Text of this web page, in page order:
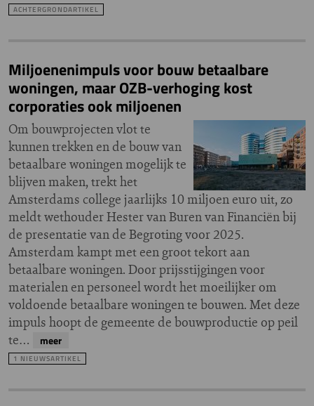
ACHTERGRONDARTIKEL
Miljoenenimpuls voor bouw betaalbare
woningen, maar OZB-verhoging kost
corporaties ook miljoenen
Om bouwprojecten vlot te
kunnen trekken en de bouw van
betaalbare woningen mogelijk te
blijven maken, trekt het
Amsterdams college jaarlijks 10 miljoen euro uit, zo
meldt wethouder Hester van Buren van Financiën bij
de presentatie van de Begroting voor 2025.
Amsterdam kampt met een groot tekort aan
betaalbare woningen. Door prijsstijgingen voor
materialen en personeel wordt het moeilijker om
voldoende betaalbare woningen te bouwen. Met deze
impuls hoopt de gemeente de bouwproductie op peil
te…
meer
1 NIEUWSARTIKEL